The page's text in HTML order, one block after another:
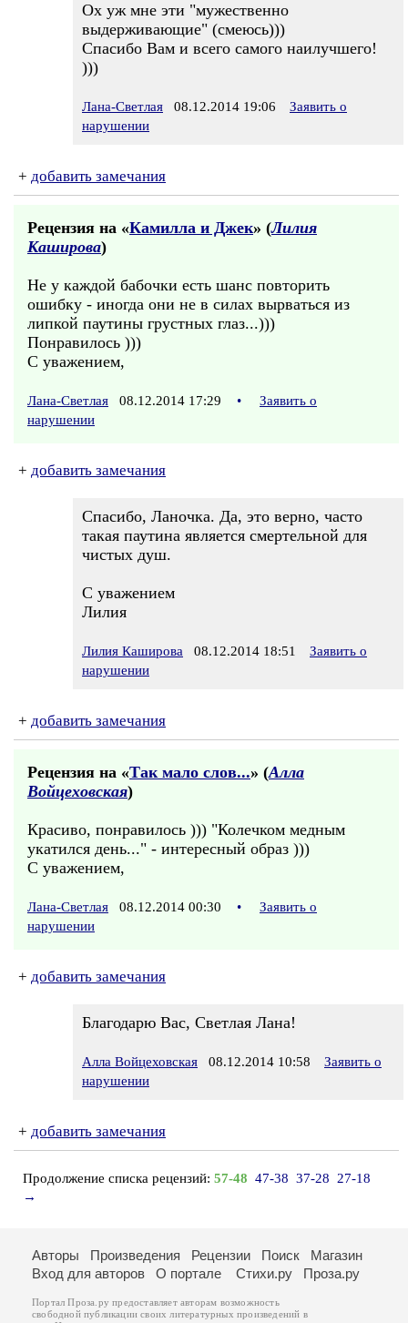
Ох уж мне эти "мужественно
выдерживающие" (смеюсь)))
Спасибо Вам и всего самого наилучшего!
)))
Лана-Светлая 08.12.2014 19:06
Заявить о
нарушении
+ добавить замечания
Рецензия на «Камилла и Джек» (Лилия
Каширова)
Не у каждой бабочки есть шанс повторить
ошибку - иногда они не в силах вырваться из
липкой паутины грустных глаз...)))
Понравилось )))
С уважением,
Лана-Светлая 08.12.2014 17:29 •
Заявить о
нарушении
+ добавить замечания
Спасибо, Ланочка. Да, это верно, часто
такая паутина является смертельной для
чистых душ.
С уважением
Лилия
Лилия Каширова 08.12.2014 18:51
Заявить о
нарушении
+ добавить замечания
Рецензия на «Так мало слов...» (Алла
Войцеховская)
Красиво, понравилось ))) "Колечком медным
укатился день..." - интересный образ )))
С уважением,
Лана-Светлая 08.12.2014 00:30 •
Заявить о
нарушении
+ добавить замечания
Благодарю Вас, Светлая Лана!
Алла Войцеховская 08.12.2014 10:58
Заявить о
нарушении
+ добавить замечания
Продолжение списка рецензий: 57-48 47-38 37-28
27-18
→
Авторы Произведения Рецензии Поиск
Магазин
Вход для авторов
О портале Стихи.ру Проза.ру
Портал Проза.ру предоставляет авторам возможность
свободной публикации своих литературных произведений в